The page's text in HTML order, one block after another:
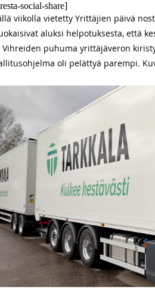
social-share]
viikolla vietetty Yrittäjien päivä
aluksi helpotuksesta, että
Vihreiden puhuma yrittäjäveron
oli pelättyä parempi.